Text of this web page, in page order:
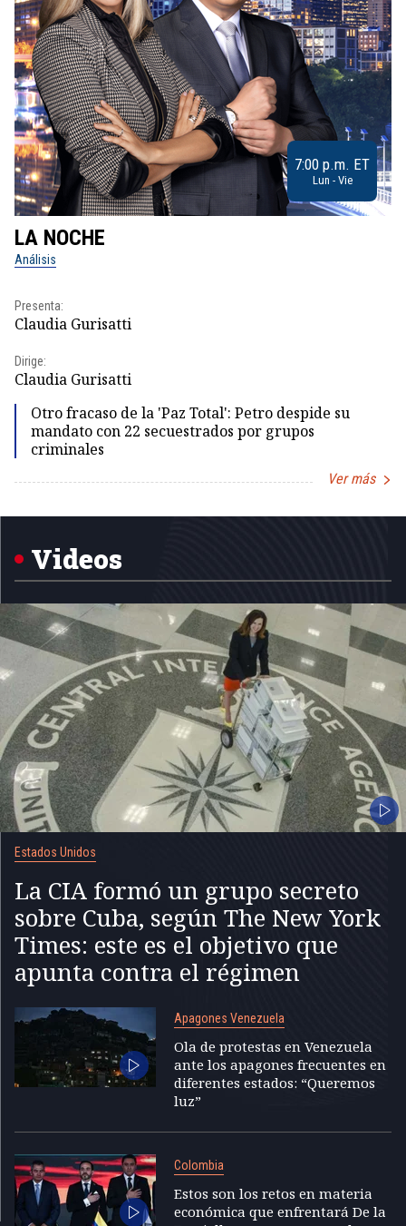
7:00 p.m. ET
Lun - Vie
LA NOCHE
Análisis
Presenta:
Claudia Gurisatti
Dirige:
Claudia Gurisatti
Otro fracaso de la 'Paz Total': Petro despide su
mandato con 22 secuestrados por grupos
criminales
Ver más
Videos
Estados Unidos
La CIA formó un grupo secreto
sobre Cuba, según The New York
Times: este es el objetivo que
apunta contra el régimen
Apagones Venezuela
Ola de protestas en Venezuela
ante los apagones frecuentes en
diferentes estados: “Queremos
luz”
Colombia
Estos son los retos en materia
económica que enfrentará De la